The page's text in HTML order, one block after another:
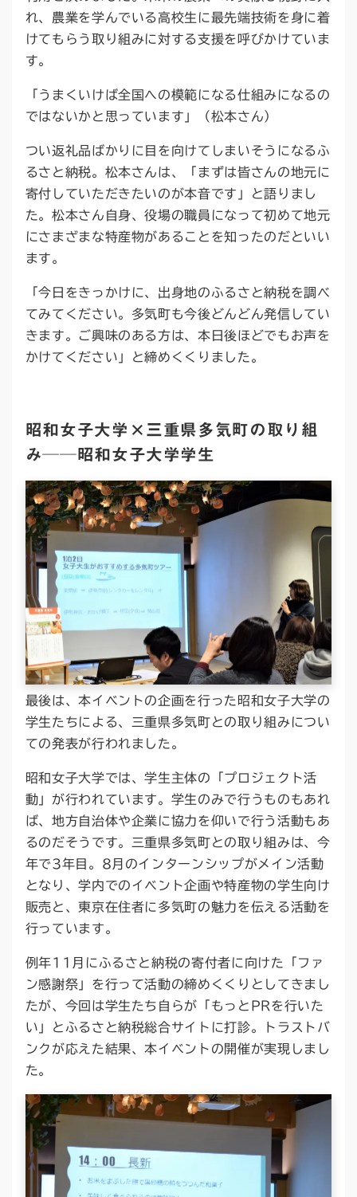
れ、農業を学んでいる高校生に最先端技術を身に着
けてもらう取り組みに対する支援を呼びかけていま
す。
「うまくいけば全国への模範になる仕組みになるの
ではないかと思っています」（松本さん）
つい返礼品ばかりに目を向けてしまいそうになるふ
るさと納税。松本さんは、「まずは皆さんの地元に
寄付していただきたいのが本音です」と語りまし
た。松本さん自身、役場の職員になって初めて地元
にさまざまな特産物があることを知ったのだといい
ます。
「今日をきっかけに、出身地のふるさと納税を調べ
てみてください。多気町も今後どんどん発信してい
きます。ご興味のある方は、本日後ほどでもお声を
かけてください」と締めくくりました。
昭和女子大学×三重県多気町の取り組
み──昭和女子大学学生
最後は、本イベントの企画を行った昭和女子大学の
学生たちによる、三重県多気町との取り組みについ
ての発表が行われました。
昭和女子大学では、学生主体の「プロジェクト活
動」が行われています。学生のみで行うものもあれ
ば、地方自治体や企業に協力を仰いで行う活動もあ
るのだそうです。三重県多気町との取り組みは、今
年で3年目。8月のインターンシップがメイン活動
となり、学内でのイベント企画や特産物の学生向け
販売と、東京在住者に多気町の魅力を伝える活動を
行っています。
例年11月にふるさと納税の寄付者に向けた「ファ
ン感謝祭」を行って活動の締めくくりとしてきまし
たが、今回は学生たち自らが「もっとPRを行いた
い」とふるさと納税総合サイトに打診。トラストバ
ンクが応えた結果、本イベントの開催が実現しまし
た。